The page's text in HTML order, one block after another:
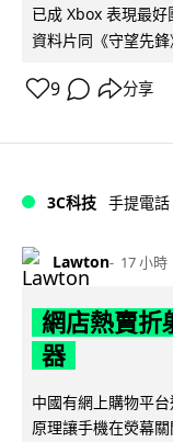
已成 Xbox 表現最好
資料片同《守望先
9 分享
3C科技 手提電話
Lawton 17 小時
網店熱賣折
器
中國有網上購物平
原理讓手機在熒幕